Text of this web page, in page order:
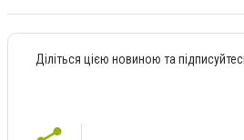
Діліться цією новиною та